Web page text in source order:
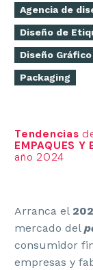
Agencia de
Diseño de
Diseño Gráfico
Packaging
Tendencias
EMPAQUES Y
año 2024
Arranca el
mercado del
consumidor
empresas y